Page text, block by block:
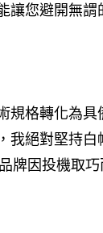
讓您避開無謂
格轉化為具
我絕對堅持白
牌因投機取